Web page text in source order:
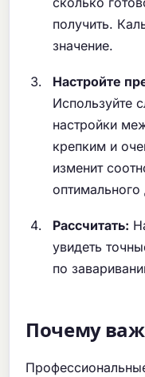
получить.
значение.
Настройте
Используйте
настройки
крепким и
изменит
Рассчитать:
увидеть
по
Почему